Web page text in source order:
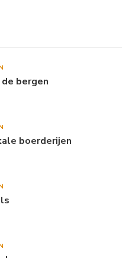
bergen
boerderijen